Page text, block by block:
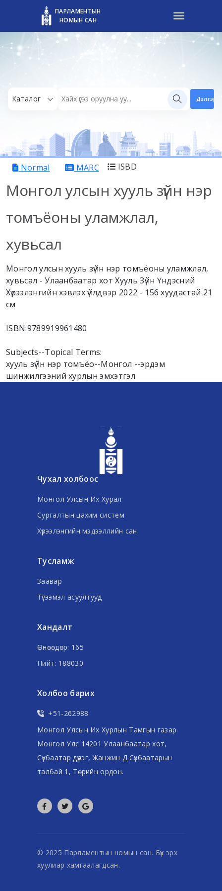
ПАРЛАМЕНТЫН
НОМЫН САН
Каталог
Normal MARC ISBD
Монгол улсын хууль зүйн нэр
томъёоны уламжлал,
хувьсал
Монгол улсын хууль зүйн нэр томъёоны уламжлал,
хувьсал - Улаанбаатар хот Хууль Зүйн Үндэсний
Хүрээлэнгийн хэвлэх үйлдвэр 2022 - 156 хуудастай 21
см
ISBN:9789919961480
Subjects--Topical Terms:
хууль зүйн нэр томъёо--Монгол --эрдэм
шинжилгээний хурлын эмхэтгэл
Чухал холбоос
Монгол Улсын Их Хурал
Сургалтын цахим систем
Хүрээлэнгийн мэдээллийн сан
Тусламж
Заавар
Түгээмэл асуултууд
Хандалт
Өнөөдөр: 165
Нийт: 188030
Холбоо барих
+51-262988
Монгол Улсын Их Хурлын Тамгын газар.
Монгол Улс 14201 Улаанбаатар хот,
Сүхбаатар дүүрэг, Жанжин Д.Сүхбаатарын
талбай 1, Төрийн ордон.
© 2025 Парламентын номын сан. Бүх эрх
хуулиар хамгаалагдсан.